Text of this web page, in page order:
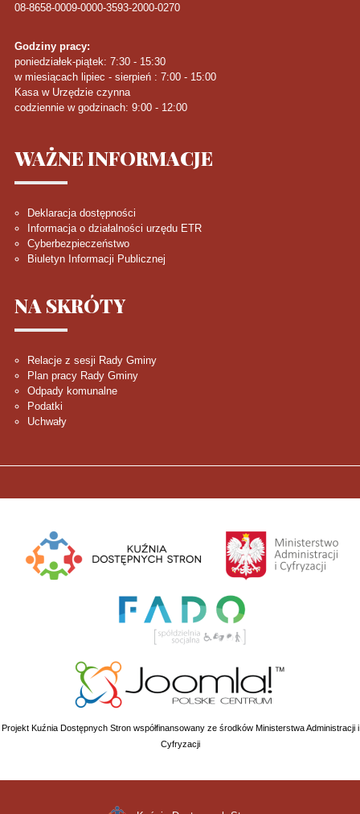
08-8658-0009-0000-3593-2000-0270
Godziny pracy:
poniedziałek-piątek: 7:30 - 15:30
w miesiącach lipiec - sierpień : 7:00 - 15:00
Kasa w Urzędzie czynna
codziennie w godzinach: 9:00 - 12:00
WAŻNEINFORMACJE
Deklaracja dostępności
Informacja o działalności urzędu ETR
Cyberbezpieczeństwo
Biuletyn Informacji Publicznej
NA SKRÓTY
Relacje z sesji Rady Gminy
Plan pracy Rady Gminy
Odpady komunalne
Podatki
Uchwały
Projekt Kuźnia Dostępnych Stron współfinansowany ze środków Ministerstwa Administracji i
Cyfryzacji